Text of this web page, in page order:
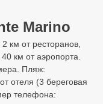
Marino
км от ресторанов,
км от аэропорта.
Пляж:
отеля (3 береговая
телефона: